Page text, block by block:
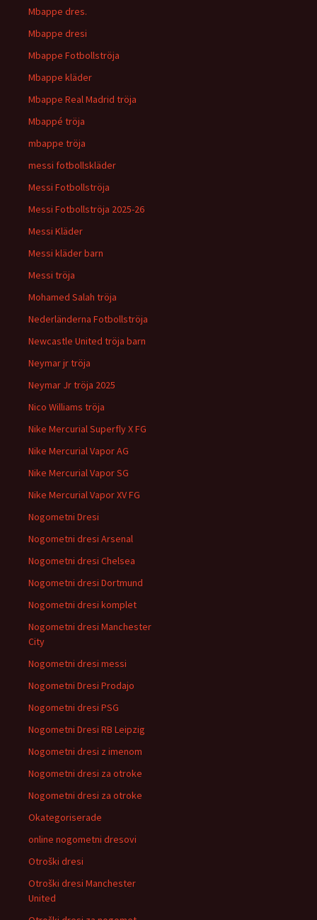
Mbappe dres.
Mbappe dresi
Mbappe Fotbollströja
Mbappe kläder
Mbappe Real Madrid tröja
Mbappé tröja
mbappe tröja
messi fotbollskläder
Messi Fotbollströja
Messi Fotbollströja 2025-26
Messi Kläder
Messi kläder barn
Messi tröja
Mohamed Salah tröja
Nederländerna Fotbollströja
Newcastle United tröja barn
Neymar jr tröja
Neymar Jr tröja 2025
Nico Williams tröja
Nike Mercurial Superfly X FG
Nike Mercurial Vapor AG
Nike Mercurial Vapor SG
Nike Mercurial Vapor XV FG
Nogometni Dresi
Nogometni dresi Arsenal
Nogometni dresi Chelsea
Nogometni dresi Dortmund
Nogometni dresi komplet
Nogometni dresi Manchester
City
Nogometni dresi messi
Nogometni Dresi Prodajo
Nogometni dresi PSG
Nogometni Dresi RB Leipzig
Nogometni dresi z imenom
Nogometni dresi za otroke
Nogometni dresi za otroke
Okategoriserade
online nogometni dresovi
Otroški dresi
Otroški dresi Manchester
United